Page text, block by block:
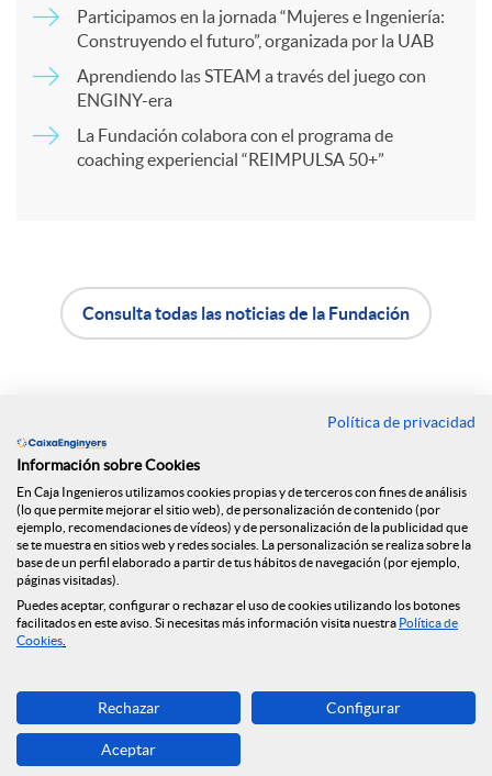
R
e
d
e
s
Participamos en la jornada “Mujeres e Ingeniería:
Construyendo el futuro”, organizada por la UAB
Aprendiendo las STEAM a través del juego con
ENGINY-era
La Fundación colabora con el programa de
coaching experiencial “REIMPULSA 50+”
l
i
c
a
t
ó
n
n
Consulta todas las noticias de la Fundación
Encuéntranos en
Blog
Descarga ahora
Banca MOBILE
© Grupo Caja Ingenieros 2026
Política de privacidad
Información sobre Cookies
En Caja Ingenieros utilizamos cookies propias y de terceros con fines de análisis
(lo que permite mejorar el sitio web), de personalización de contenido (por
ejemplo, recomendaciones de vídeos) y de personalización de la publicidad que
se te muestra en sitios web y redes sociales. La personalización se realiza sobre la
base de un perfil elaborado a partir de tus hábitos de navegación (por ejemplo,
páginas visitadas).
Puedes aceptar, configurar o rechazar el uso de cookies utilizando los botones
facilitados en este aviso. Si necesitas más información visita nuestra Política de
Cookies
Rechazar Configurar
Aceptar